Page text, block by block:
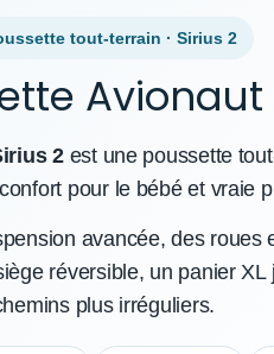
tout-terrain · Sirius 2
Avionaut
2est une poussette
pour le bébé et vraie
avancée, des roues
réversible, un panier XL
plus irréguliers.